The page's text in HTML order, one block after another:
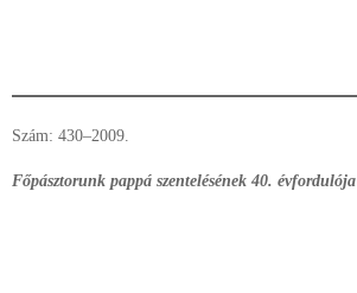
Szám: 430–2009.
Főpásztorunk pappá szentelésének 40. évfordulója